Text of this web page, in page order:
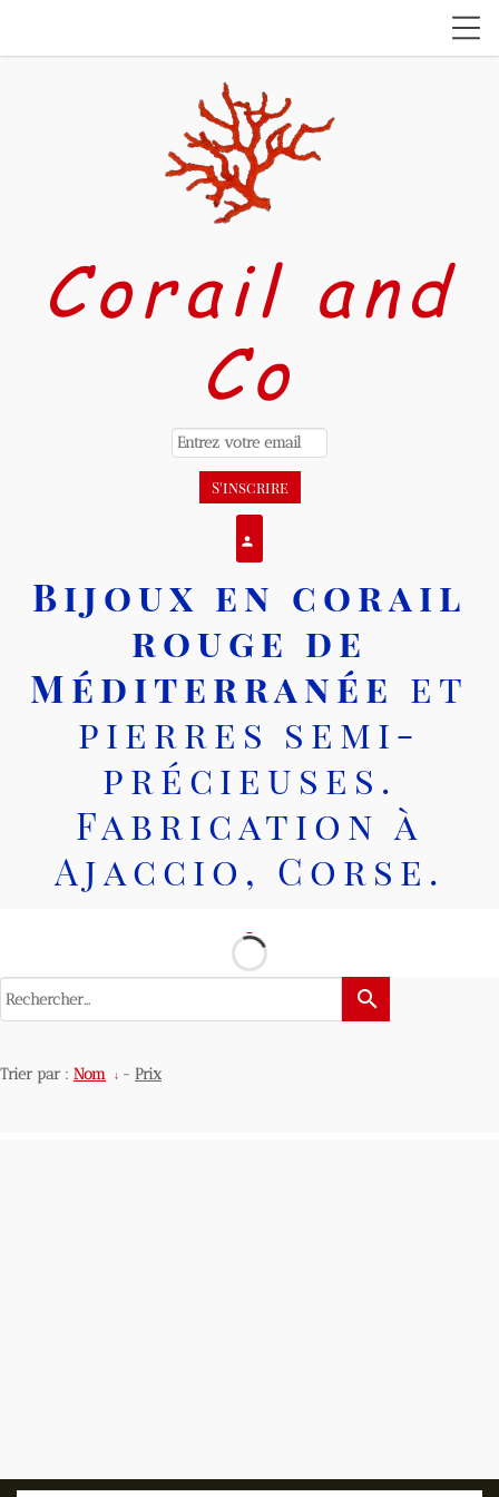
Corail and
Co
person
Bijoux en corail
rouge de
Méditerranée et
pierres semi-
précieuses.
Fabrication à
Ajaccio, Corse.
search
Trier par : Nom - Prix